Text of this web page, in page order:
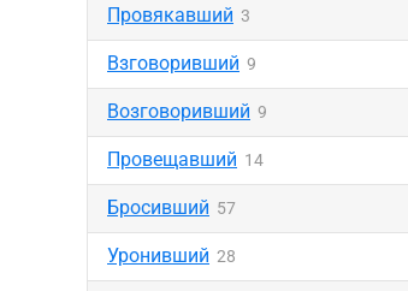
Провякавший 3
Взговоривший 9
Возговоривший 9
Провещавший 14
Бросивший 57
Уронивший 28